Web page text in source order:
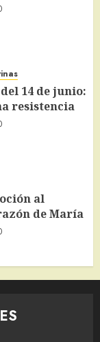
14 de junio:
resistencia
al
de María